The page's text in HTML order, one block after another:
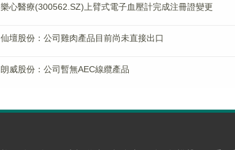
樂心醫療(300562.SZ)上臂式電子血壓計完成注冊證變更
仙壇股份：公司雞肉產品目前尚未直接出口
朗威股份：公司暫無AEC線纜產品